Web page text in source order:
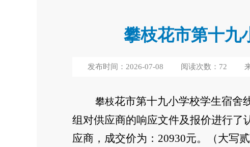
攀枝花市第十九
发布时间：2026-07-08 阅读次数： 72
攀枝花市第十九小学校学生宿舍
组对供应商的响应文件及报价进行了
应商，成交价为：20930元。（大写